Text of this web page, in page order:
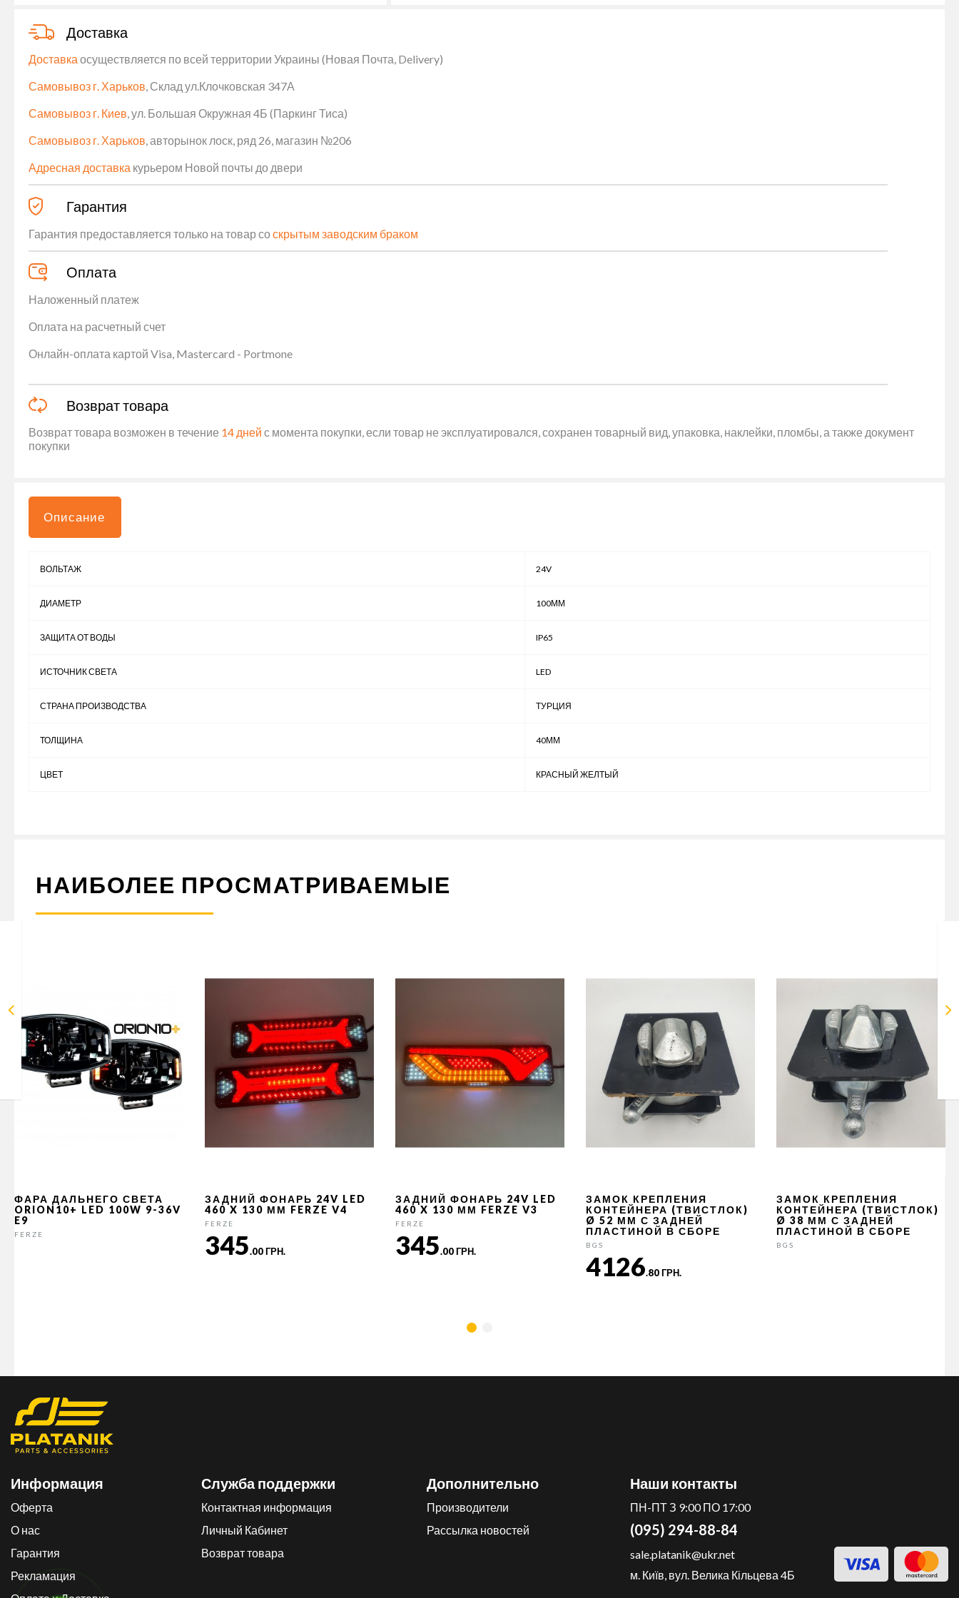
Доставка
Доставка осуществляется по всей территории Украины (Новая Почта, Delivery)
Самовывоз г. Харьков , Склад ул.Клочковская 347А
Самовывоз г. Киев , ул. Большая Окружная 4Б (Паркинг Тиса)
Самовывоз г. Харьков , авторынок лоск, ряд 26, магазин №206
Адресная доставка курьером Новой почты до двери
Гарантия
Гарантия предоставляется только на товар соскрытым заводским браком
Оплата
Наложенный платеж
Оплата на расчетный счет
Онлайн-оплата картой Visa, Mastercard - Portmone
Возврат товара
Возврат товара возможен в течение 14 дней с момента покупки, если товар не эксплуатировался, сохранен товарный вид, упаковка, наклейки, пломбы, а также документ
покупки
Описание
ВОЛЬТАЖ 24V
ДИАМЕТР 100ММ
ЗАЩИТА ОТ ВОДЫ IP65
ИСТОЧНИК СВЕТА LED
СТРАНА ПРОИЗВОДСТВА ТУРЦИЯ
ТОЛЩИНА 40ММ
ЦВЕТ КРАСНЫЙ ЖЕЛТЫЙ
НАИБОЛЕЕ ПРОСМАТРИВАЕМЫЕ
ФАРА ДАЛЬНЕГО СВЕТА
ORION10+ LED 100W 9-36V
E9
FERZE
ЗАДНИЙ ФОНАРЬ 24V LED
460 X 130 ММ FERZE V4
FERZE
345.00 ГРН.
ЗАДНИЙ ФОНАРЬ 24V LED
460 X 130 ММ FERZE V3
FERZE
345.00 ГРН.
ЗАМОК КРЕПЛЕНИЯ
КОНТЕЙНЕРА (ТВИСТЛОК)
Ø 52 ММ С ЗАДНЕЙ
ПЛАСТИНОЙ В СБОРЕ
BGS
4126.80 ГРН.
ЗАМОК КРЕПЛЕНИЯ
КОНТЕЙНЕРА (ТВИСТЛОК)
Ø 38 ММ С ЗАДНЕЙ
ПЛАСТИНОЙ В СБОРЕ
BGS
Информация
Оферта
О нас
Гарантия
Рекламация
Служба поддержки
Контактная информация
Личный Кабинет
Возврат товара
Дополнительно
Производители
Рассылка новостей
Наши контакты
ПН-ПТ З 9:00 ПО 17:00
(095) 294-88-84
sale.platanik@ukr.net
м. Київ, вул. Велика Кільцева 4Б